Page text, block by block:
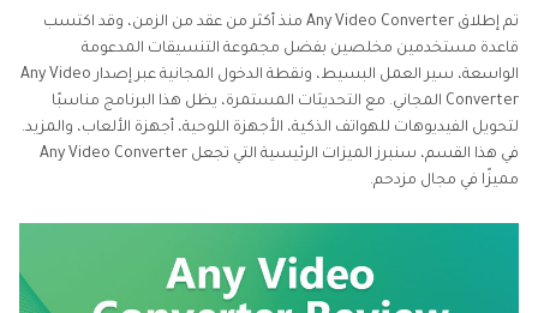
الجزء 4. أفضل بديل لـ Any Video Converter
الجزء 5. الأسئلة الشائعة حول Any Video Converter
تم إطلاق Any Video Converter منذ أكثر من عقد من الزمن، وقد اكتسب
قاعدة مستخدمين مخلصين بفضل مجموعة التنسيقات المدعومة
الواسعة، سير العمل البسيط، ونقطة الدخول المجانية عبر إصدار Any Video
Converter المجاني. مع التحديثات المستمرة، يظل هذا البرنامج مناسبًا
لتحويل الفيديوهات للهواتف الذكية، الأجهزة اللوحية، أجهزة الألعاب، والمزيد.
في هذا القسم، سنبرز الميزات الرئيسية التي تجعل Any Video Converter
مميزًا في مجال مزدحم.